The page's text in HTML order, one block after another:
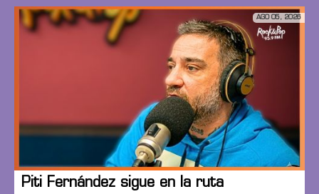
AGO 05, 2026
Piti Fernández sigue en la ruta